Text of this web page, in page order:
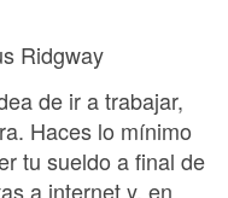
Ridgway
de ir a trabajar,
Haces lo mínimo
tu sueldo a ﬁnal de
a internet y, en